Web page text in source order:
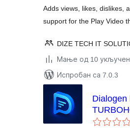
Adds views, likes, dislikes,
support for the Play Video
DIZE TECH IT
Мање од 10
Испробан са 7.0.3
Dialogen